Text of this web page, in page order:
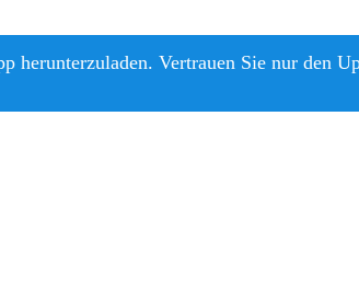
Vertrauen Sie nur den